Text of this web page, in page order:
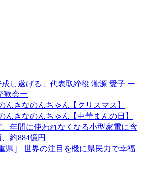
成し遂げる」代表取締役 瀧源 愛子 ー
歓会ー
んきなのんちゃん【クリスマス】
んきなのんちゃん【中華まんの日】
年間に使われなくなる小型家電に含
約884億円
県］ 世界の注目を機に県民力で幸福